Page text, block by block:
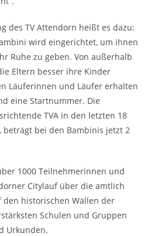
des TV Attendorn heißt es dazu:
wird eingerichtet, um ihnen
Ruhe zu geben. Von außerhalb
Eltern besser ihre Kinder
Läuferinnen und Läufer erhalten
eine Startnummer. Die
TVA in den letzten 18
beträgt bei den Bambinis jetzt 2
1000 Teilnehmerinnen und
Citylauf über die amtlich
den historischen Wällen der
Schulen und Gruppen
Urkunden.